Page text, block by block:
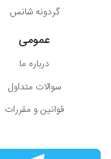
گردونه شانس
عمومی
درباره ما
سوالات متداول
قوانین و مقررات